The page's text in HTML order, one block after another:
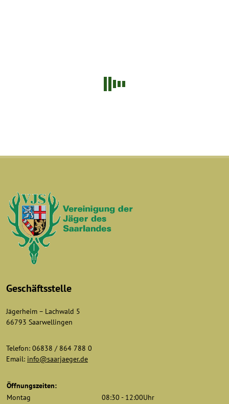
PayPal SDK konnte nicht geladen werden.
Geschäftsstelle
Jägerheim – Lachwald 5
66793 Saarwellingen
Telefon: 06838 / 864 788 0
Email: info@saarjaeger.de
Öffnungszeiten:
Montag
08:30 - 12:00Uhr